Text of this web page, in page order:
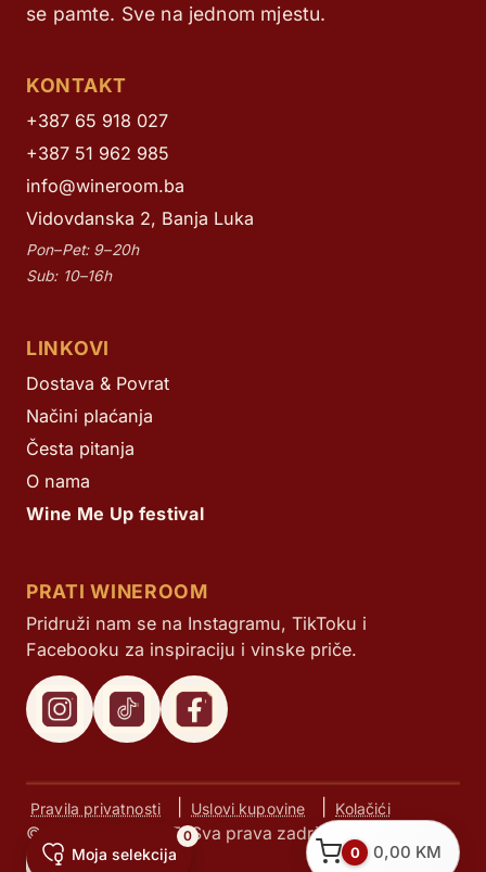
0 0,00 KM
se pamte. Sve na jednom mjestu.
KONTAKT
+387 65 918 027
+387 51 962 985
info@wineroom.ba
Vidovdanska 2, Banja Luka
Pon–Pet: 9–20h
Sub: 10–16h
LINKOVI
Dostava & Povrat
Načini plaćanja
Česta pitanja
O nama
Wine Me Up festival
PRATI WINEROOM
Pridruži nam se na Instagramu, TikToku i
Facebooku za inspiraciju i vinske priče.
Pravila privatnosti Uslovi kupovine Kolačići
© Next d.o.o. 2025. Sva prava zadržana.
Moja selekcija
0